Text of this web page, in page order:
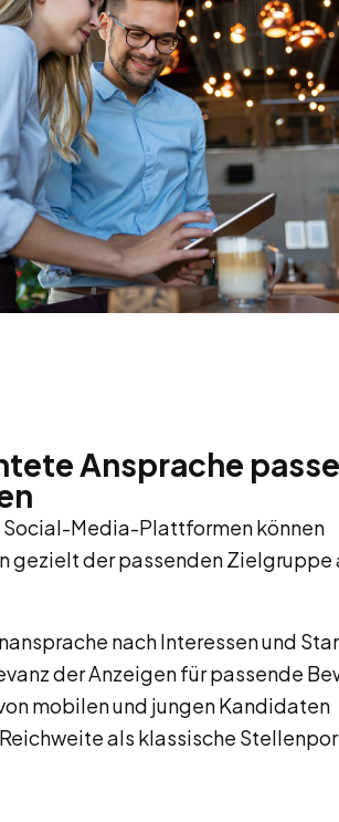
Ansprache
Social-Media-Plattformen können
gezielt der passenden
nach Interessen und
der Anzeigen für passende
mobilen und jungen Kandidaten
als klassische